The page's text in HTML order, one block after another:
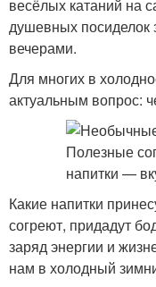
весёлых катаний на
душевных посиделок
вечерами.
Для многих в
актуальным вопрос:
Какие напитки
согреют, придадут
заряд энергии и
нам в холодный